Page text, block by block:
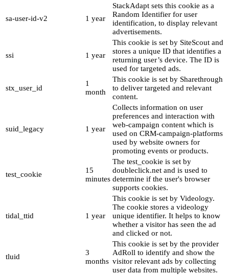
sa-user-id-v2 1 year
StackAdapt sets this cookie as a
Random Identifier for user
identification, to display relevant
advertisements.
ssi 1 year
This cookie is set by SiteScout and
stores a unique ID that identifies a
returning user’s device. The ID is
used for targeted ads.
stx_user_id
1
month
This cookie is set by Sharethrough
to deliver targeted and relevant
content.
suid_legacy 1 year
Collects information on user
preferences and interaction with
web-campaign content which is
used on CRM-campaign-platforms
used by website owners for
promoting events or products.
test_cookie
15
minutes
The test_cookie is set by
doubleclick.net and is used to
determine if the user's browser
supports cookies.
tidal_ttid 1 year
This cookie is set by Videology.
The cookie stores a videology
unique identifier. It helps to know
whether a visitor has seen the ad
and clicked or not.
tluid
3
months
This cookie is set by the provider
AdRoll to identify and show the
visitor relevant ads by collecting
user data from multiple websites.